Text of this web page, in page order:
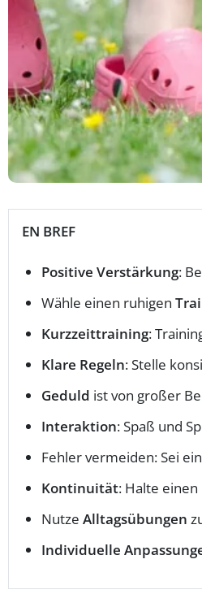
EN BREF
Positive Verstärkung:
Wähle einen ruhigen
Kurzzeittraining:
Klare Regeln: Stelle
Geduld ist von großer
Interaktion: Spaß und
Fehler vermeiden: Sei ein
Kontinuität: Halte
Nutze Alltagsübungen
Individuelle